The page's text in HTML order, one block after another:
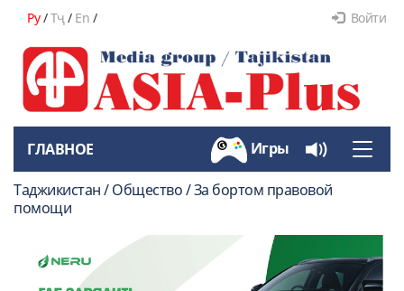
Ру/Тҷ/ En / Войти
Toggle
ГЛАВНОЕ Игры
Таджикистан / Общество / За бортом правовой
помощи